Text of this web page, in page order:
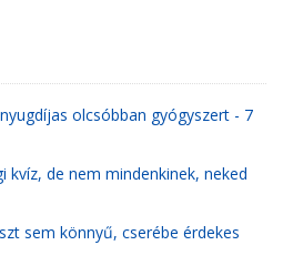
olcsóbban gyógyszert - 7
kvíz, de nem mindenkinek, neked
sem könnyű, cserébe érdekes